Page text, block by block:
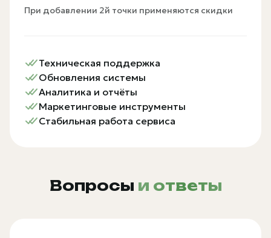
При добавлении 2й точки применяются скидки
Техническая поддержка
Обновления системы
Аналитика и отчёты
Маркетинговые инструменты
Стабильная работа сервиса
Вопросы и ответы